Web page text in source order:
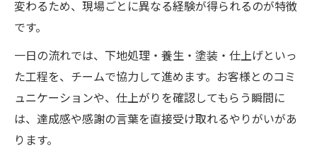
変わるため、現場ごとに異なる経験が得られるのが特徴
です。
一日の流れでは、下地処理・養生・塗装・仕上げといっ
た工程を、チームで協力して進めます。お客様とのコミ
ュニケーションや、仕上がりを確認してもらう瞬間に
は、達成感や感謝の言葉を直接受け取れるやりがいがあ
ります。